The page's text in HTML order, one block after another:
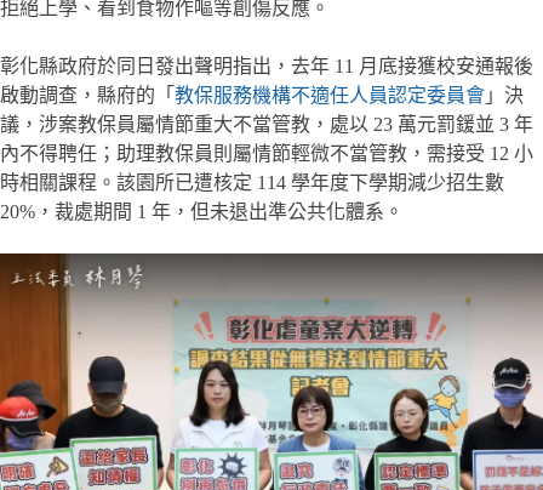
拒絕上學、看到食物作嘔等創傷反應。
彰化縣政府於同日發出聲明指出，去年 11 月底接獲校安通報後
啟動調查，縣府的「 教保服務機構不適任人員認定委員會 」決
議，涉案教保員屬情節重大不當管教，處以 23 萬元罰鍰並 3 年
內不得聘任；助理教保員則屬情節輕微不當管教，需接受 12 小
時相關課程。該園所已遭核定 114 學年度下學期減少招生數
20%，裁處期間 1 年，但未退出準公共化體系。